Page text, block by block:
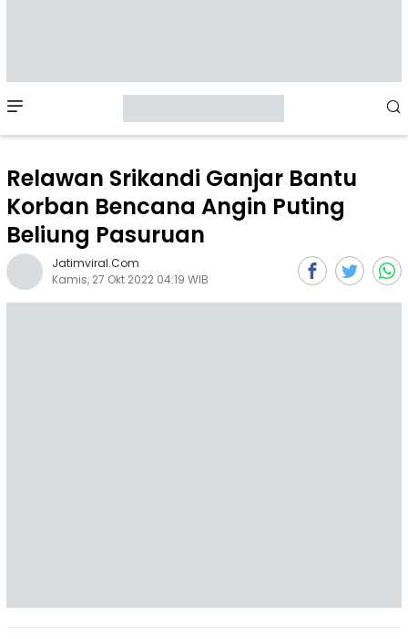
Menu
Relawan Srikandi Ganjar Bantu
Korban Bencana Angin Puting
Beliung Pasuruan
Jatimviral.com
Kamis, 27 Okt 2022 04:19 WIB